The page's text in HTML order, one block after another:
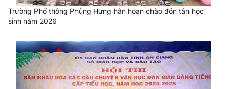
Trường Phổ thông Phùng Hưng hân hoan chào đón tân học
sinh năm 2026